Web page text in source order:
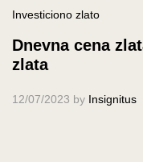
Investiciono zlato
Dnevna cena
zlata
12/07/2023 by Insignitus